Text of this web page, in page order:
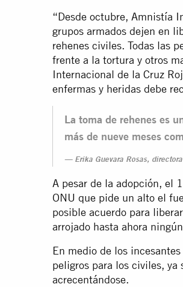
“Desde octubre, Amnistía
grupos armados dejen en
rehenes civiles. Todas las
frente a la tortura y otros
Internacional de la Cruz
enfermas y heridas debe
La toma de rehenes es
más de nueve meses
Erika Guevara Rosas,
A pesar de la adopción, el
ONU que pide un alto el
posible acuerdo para
arrojado hasta ahora
En medio de los
peligros para los civiles,
acrecentándose.